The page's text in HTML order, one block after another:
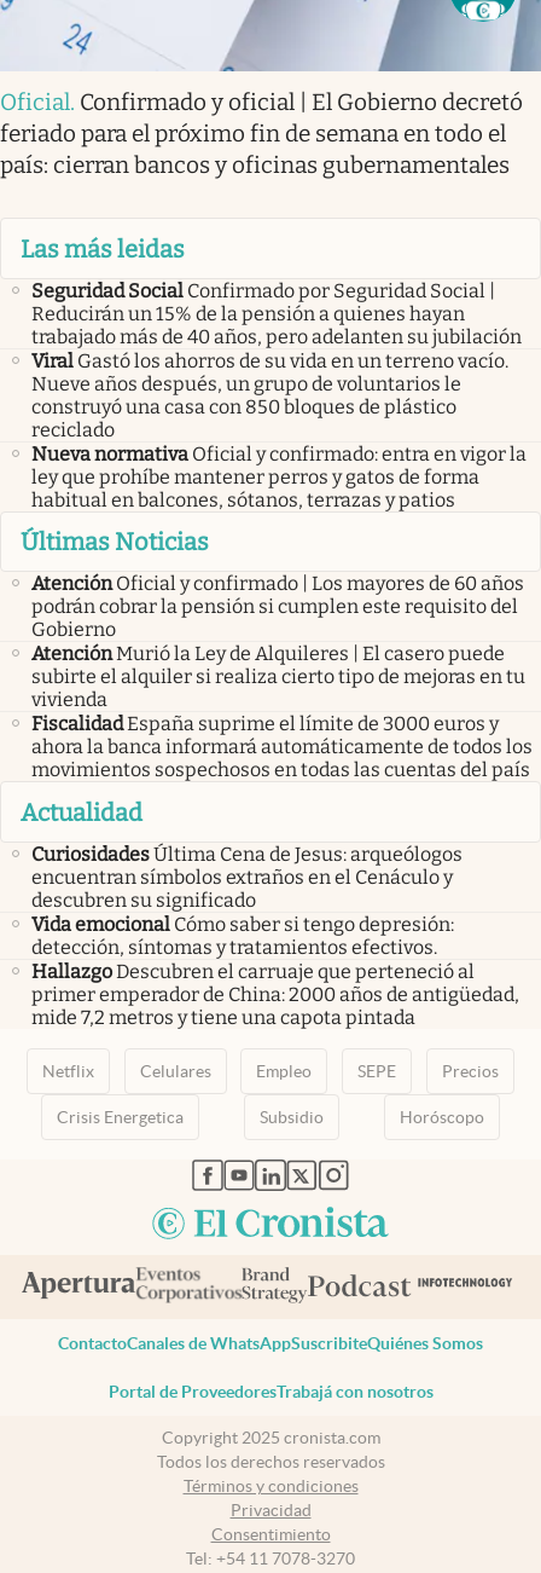
Oficial. Confirmado y oficial | El Gobierno decretó
feriado para el próximo fin de semana en todo el
país: cierran bancos y oficinas gubernamentales
Las más leidas
Seguridad Social Confirmado por Seguridad Social |
Reducirán un 15% de la pensión a quienes hayan
trabajado más de 40 años, pero adelanten su jubilación
Viral Gastó los ahorros de su vida en un terreno vacío.
Nueve años después, un grupo de voluntarios le
construyó una casa con 850 bloques de plástico
reciclado
Nueva normativa Oficial y confirmado: entra en vigor la
ley que prohíbe mantener perros y gatos de forma
habitual en balcones, sótanos, terrazas y patios
Últimas Noticias
Atención Oficial y confirmado | Los mayores de 60 años
podrán cobrar la pensión si cumplen este requisito del
Gobierno
AtenciónMurió la Ley de Alquileres | El casero puede
subirte el alquiler si realiza cierto tipo de mejoras en tu
vivienda
FiscalidadEspaña suprime el límite de 3000 euros y
ahora la banca informará automáticamente de todos los
movimientos sospechosos en todas las cuentas del país
Actualidad
CuriosidadesÚltima Cena de Jesus: arqueólogos
encuentran símbolos extraños en el Cenáculo y
descubren su significado
Vida emocional Cómo saber si tengo depresión:
detección, síntomas y tratamientos efectivos.
HallazgoDescubren el carruaje que perteneció al
primer emperador de China: 2000 años de antigüedad,
mide 7,2 metros y tiene una capota pintada
Netflix Celulares Empleo SEPE Precios
Crisis Energetica Subsidio Horóscopo
abre en nueva pestaña
abre en nueva pestaña
abre en nueva pestaña
abre en nueva pestaña
abre en nueva pestaña
ContactoCanales de WhatsAppSuscribiteQuiénes Somos
Portal de ProveedoresTrabajá con nosotros
Copyright 2025 cronista.com
Todos los derechos reservados
Términos y condiciones
Privacidad
Consentimiento
Tel: +54 11 7078-3270